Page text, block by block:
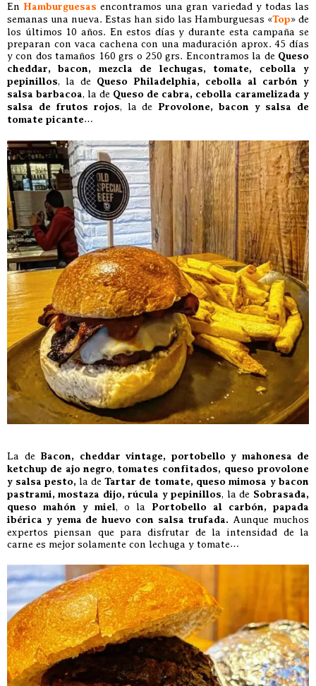
En Hamburguesas encontramos una gran variedad y todas las
semanas una nueva. Estas han sido las Hamburguesas «Top» de
los últimos 10 años. En estos días y durante esta campaña se
preparan con vaca cachena con una maduración aprox. 45 días
y con dos tamaños 160 grs o 250 grs. Encontramos la de Queso
cheddar, bacon, mezcla de lechugas, tomate, cebolla y
pepinillos, la de Queso Philadelphia, cebolla al carbón y
salsa barbacoa, la de Queso de cabra, cebolla caramelizada y
salsa de frutos rojos, la de Provolone, bacon y salsa de
tomate picante…
La de Bacon, cheddar vintage, portobello y mahonesa de
ketchup de ajo negro, tomates confitados, queso provolone
y salsa pesto, la de Tartar de tomate, queso mimosa y bacon
pastrami, mostaza dijo, rúcula y pepinillos, la de Sobrasada,
queso mahón y miel, o la Portobello al carbón, papada
ibérica y yema de huevo con salsa trufada. Aunque muchos
expertos piensan que para disfrutar de la intensidad de la
carne es mejor solamente con lechuga y tomate…